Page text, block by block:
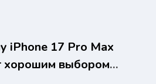
iPhone 17 Pro Max
хорошим выбором